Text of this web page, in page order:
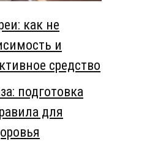
как не
и
средство
подготовка
для